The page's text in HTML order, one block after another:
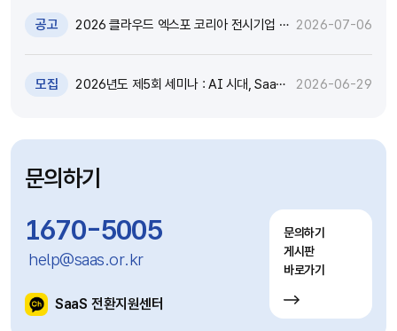
공고
2026 클라우드 엑스포 코리아 전시기업 지 2026-07-06
모집
2026년도 제5회 세미나 : AI 시대, SaaS
2026-06-29
문의하기
1670-5005
help@saas.or.kr
SaaS 전환지원센터
문의하기
게시판
바로가기